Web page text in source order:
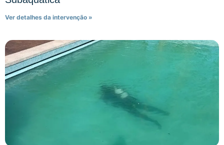
Ver detalhes da intervenção »